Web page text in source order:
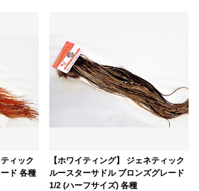
ィック
ド 各種
【ホワイティング】 ジェネティック
ルースターサドル ブロンズグレード
1/2 (ハーフサイズ) 各種